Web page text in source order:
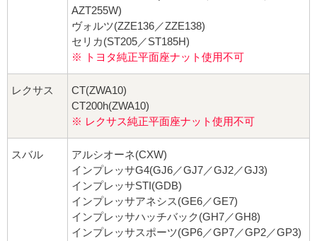
AZT255W)
ヴォルツ(ZZE136／ZZE138)
セリカ(ST205／ST185H)
※ トヨタ純正平面座ナット使用不可
レクサス
CT(ZWA10)
CT200h(ZWA10)
※ レクサス純正平面座ナット使用不可
スバル
アルシオーネ(CXW)
インプレッサG4(GJ6／GJ7／GJ2／GJ3)
インプレッサSTI(GDB)
インプレッサアネシス(GE6／GE7)
インプレッサハッチバック(GH7／GH8)
インプレッサスポーツ(GP6／GP7／GP2／GP3)